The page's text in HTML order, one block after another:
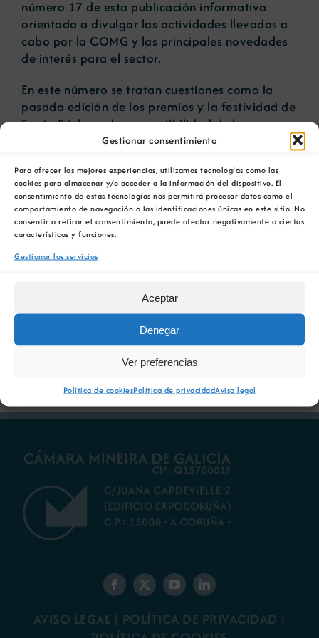
Gestionar consentimiento
Para ofrecer las mejores experiencias, utilizamos tecnologías como las
cookies para almacenar y/o acceder a la información del dispositivo. El
consentimiento de estas tecnologías nos permitirá procesar datos como el
comportamiento de navegación o las identificaciones únicas en este sitio. No
consentir o retirar el consentimiento, puede afectar negativamente a ciertas
características y funciones.
Gestionar los servicios
Aceptar
Denegar
Ver preferencias
Política de cookiesPolítica de privacidadAviso legal
Noticias
Portal de empleo
número 17 de esta publicación informativa
orientada a divulgar las actividades llevadas a
cabo por la COMG y las principales novedades
de interés para el sector.
En este número se tratan cuestiones como la
pasada edición de los premios y la festividad de
Santa Bárbara, la compatibilidad de la
actividad minera con Red Natura 2000 o los
Artículos relacionados
La COMG reúne a
dos líderes
Centenario para
debatir sobre el
futuro del rural
gallego
restauración
ambiental para la
AVISO LEGAL | POLÍTICA DE PRIVACIDAD |